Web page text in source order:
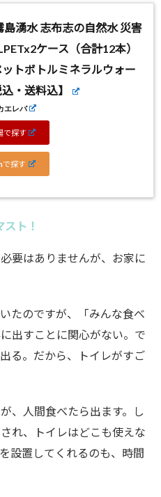
島湧水 志布志の自然水 災害
ケース（合計12本）
トボトルミネラルウォー
・送料込】
エレバ
で探す
探す
ト！
要はありませんが、お家に
たのですが、「みんな食べ
出すことに関心がない。で
る。だから、トイレがすご
、人間食べたら出ます。し
れ、トイレはどこも使えな
設置してくれるのも、時間